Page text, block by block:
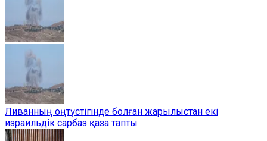
Ливанның оңтүстігінде болған жарылыстан екі
израильдік сарбаз қаза тапты